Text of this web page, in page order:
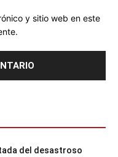
y sitio web en este
del desastroso